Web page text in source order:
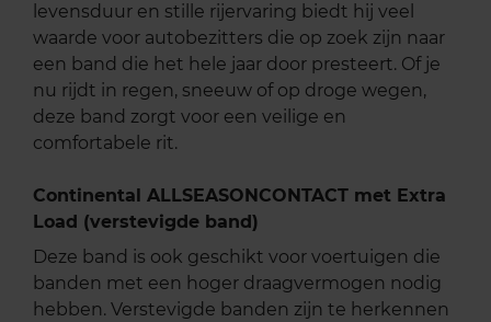
levensduur en stille rijervaring biedt hij veel
waarde voor autobezitters die op zoek zijn naar
een band die het hele jaar door presteert. Of je
nu rijdt in regen, sneeuw of op droge wegen,
deze band zorgt voor een veilige en
comfortabele rit.
Continental ALLSEASONCONTACT met Extra
Load (verstevigde band)
Deze band is ook geschikt voor voertuigen die
banden met een hoger draagvermogen nodig
hebben. Verstevigde banden zijn te herkennen